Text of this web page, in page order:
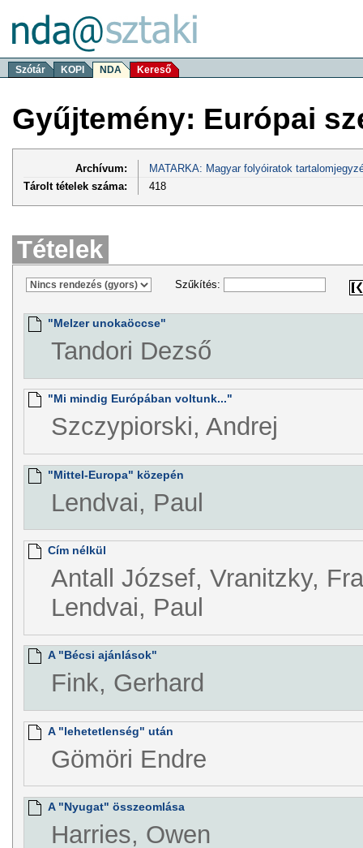
Szótár KOPI NDA Kereső
Gyűjtemény: Európai
Archívum:
MATARKA: Magyar folyóiratok
Tárolt tételek száma:
418
Tételek
Szűkítés:
"Melzer unokaöccse"
Tandori Dezső
"Mi mindig Európában voltunk..."
Szczypiorski, Andrej
"Mittel-Europa" közepén
Lendvai, Paul
Cím nélkül
Antall József, Vranitzky,
Lendvai, Paul
A "Bécsi ajánlások"
Fink, Gerhard
A "lehetetlenség" után
Gömöri Endre
A "Nyugat" összeomlása
Harries, Owen